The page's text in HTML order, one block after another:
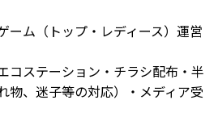
ーム（トップ・レディース）運営
コステーション・チラシ配布・半
物、迷子等の対応）・メディア受